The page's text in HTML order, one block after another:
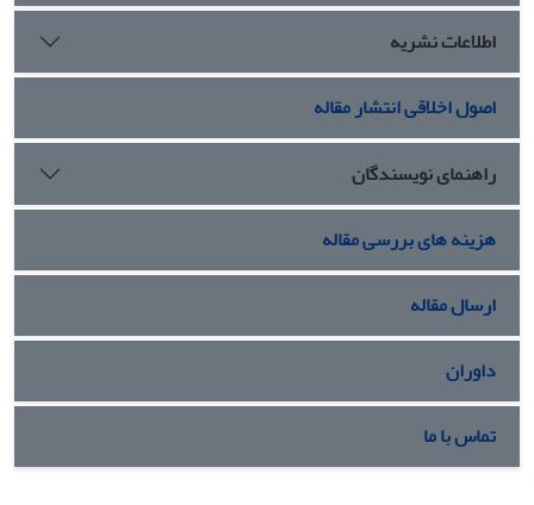
اطلاعات نشریه
اصول اخلاقی انتشار مقاله
راهنمای نویسندگان
هزینه های بررسی مقاله
ارسال مقاله
داوران
تماس با ما